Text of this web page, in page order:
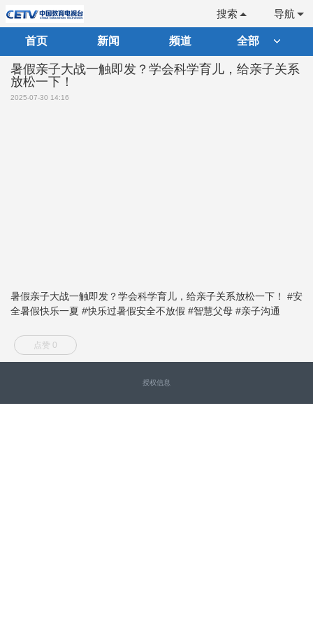
导航
搜索
首页 新闻 频道 全部
暑假亲子大战一触即发？学会科学育儿，给亲子关系
放松一下！
2025-07-30 14:16
暑假亲子大战一触即发？学会科学育儿，给亲子关系放松一下！ #安
全暑假快乐一夏 #快乐过暑假安全不放假 #智慧父母 #亲子沟通
点赞 0
授权信息